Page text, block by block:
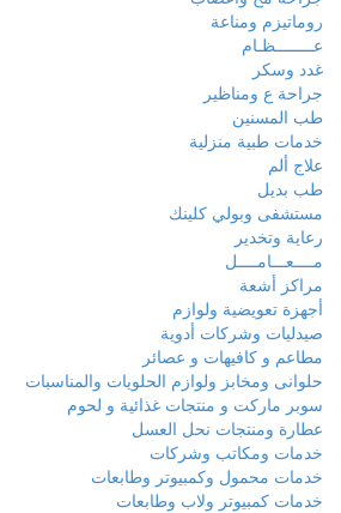
روماتيزم ومناعة
عــــــــظـام
غدد وسكر
جراحة ع ومناظير
طب المسنين
خدمات طبية منزلية
علاج ألم
طب بديل
مستشفى وبولي كلينك
رعاية وتخدير
مــــعـــامــــل
مراكز أشعة
أجهزة تعويضية ولوازم
صيدليات وشركات أدوية
مطاعم و كافيهات و عصائر
حلوانى ومخابز ولوازم الحلويات والمناسبات
سوبر ماركت و منتجات غذائية و لحوم
عطارة ومنتجات نحل العسل
خدمات ومكاتب وشركات
خدمات محمول وكمبيوتر وطابعات
خدمات كمبيوتر ولاب وطابعات